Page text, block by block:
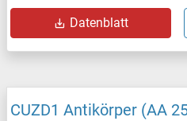
Datenblatt
CUZD1 Antikörper (AA